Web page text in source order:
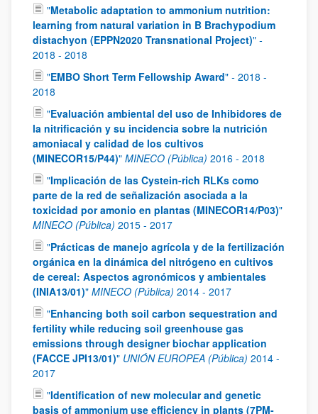
"Metabolic adaptation to ammonium nutrition:
learning from natural variation in B Brachypodium
distachyon (EPPN2020 Transnational Project)" -
2018 - 2018
"EMBO Short Term Fellowship Award" - 2018 -
2018
"Evaluación ambiental del uso de Inhibidores de
la nitrificación y su incidencia sobre la nutrición
amoniacal y calidad de los cultivos
(MINECOR15/P44)" MINECO (Pública) 2016 - 2018
"Implicación de las Cystein-rich RLKs como
parte de la red de señalización asociada a la
toxicidad por amonio en plantas (MINECOR14/P03)"
MINECO (Pública) 2015 - 2017
"Prácticas de manejo agrícola y de la fertilización
orgánica en la dinámica del nitrógeno en cultivos
de cereal: Aspectos agronómicos y ambientales
(INIA13/01)" MINECO (Pública) 2014 - 2017
"Enhancing both soil carbon sequestration and
fertility while reducing soil greenhouse gas
emissions through designer biochar application
(FACCE JPI13/01)" UNIÓN EUROPEA (Pública) 2014 -
2017
"Identification of new molecular and genetic
basis of ammonium use efficiency in plants (7PM-